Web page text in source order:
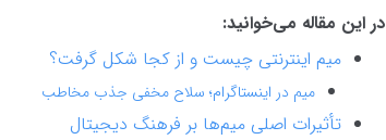
در این مقاله می‌خوانید:
میم اینترنتی چیست و از کجا شکل گرفت؟
میم در اینستاگرام؛ سلاح مخفی جذب مخاطب
تأثیرات اصلی میم‌ها بر فرهنگ دیجیتال